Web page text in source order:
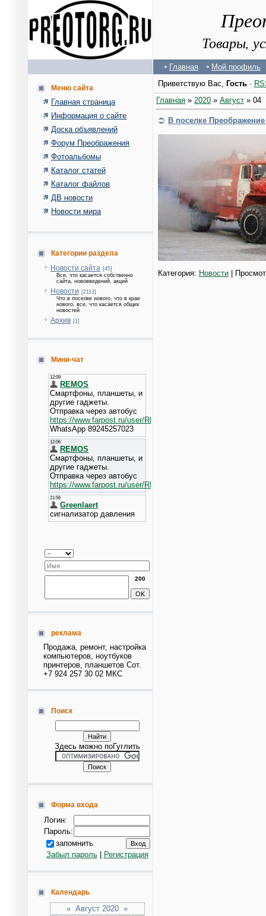
Товары,
Главная Мой профиль
Меню сайта
Главная страница
Информация о сайте
Доска объявлений
Форум Преображения
Фотоальбомы
Каталог статей
Каталог файлов
ДВ новости
Новости мира
Категории раздела
Новости сайта [45]
Все, что касается собственно
сайта, нововведений, акций
Новости [2113]
Что в поселке нового, что в крае
нового, все, что касается общих
новостей
Архив [1]
Мини-чат
200
реклама
Продажа, ремонт, настройка
компьютеров, ноутбуков
принтеров, планшетов Сот.
+7 924 257 30 02 МКС
Поиск
Здесь можно поГуглить
Форма входа
Логин:
Пароль:
запомнить
Забыл пароль| Регистрация
Календарь
« Август 2020 »
Приветствую Вас, Гость ·
Главная » 2020 » Август » 04
В поселке
Категория: Новости |